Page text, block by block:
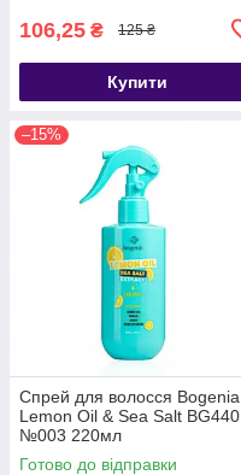
106,25 ₴ 125 ₴
Купити
–15%
Спрей для волосся Bogenia
Lemon Oil & Sea Salt BG440
№003 220мл
Готово до відправки